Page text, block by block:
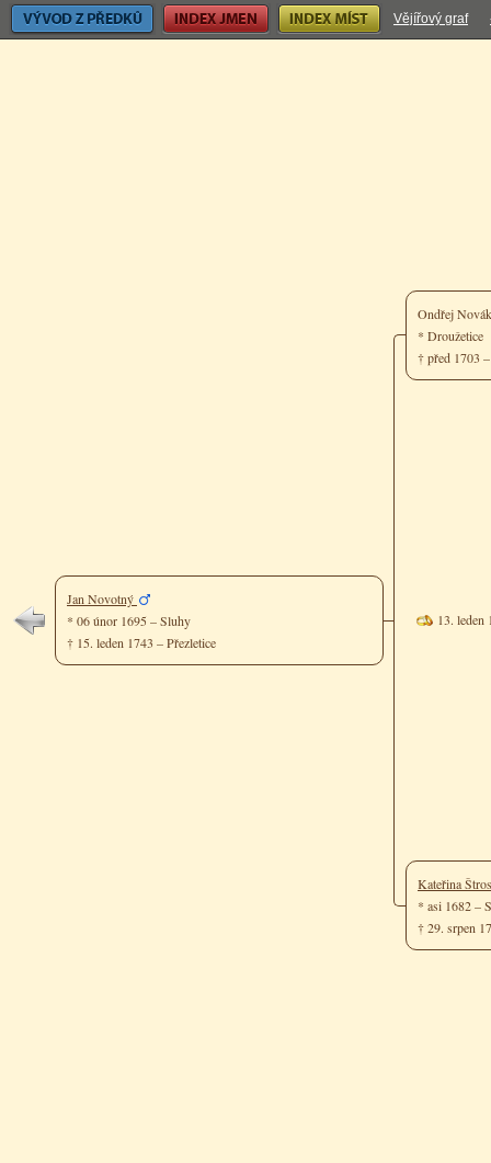
Vývod z předků Index jmen Index míst Vějířový graf
Jan Novotný
* 06 únor 1695 – Sluhy
† 15. leden 1743 – Přezletice
Ondřej
* Droužetice
† před 1703
13. leden
Kateřina
* asi 1682 –
† 29. srpen